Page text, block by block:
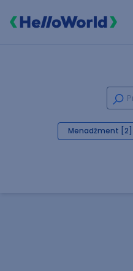
Menadžment [2]